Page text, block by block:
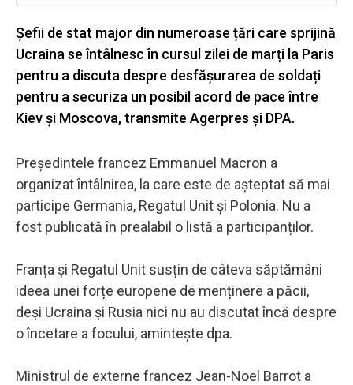
Șefii de stat major din numeroase țări care sprijină
Ucraina se întâlnesc în cursul zilei de marți la Paris
pentru a discuta despre desfășurarea de soldați
pentru a securiza un posibil acord de pace între
Kiev și Moscova, transmite Agerpres și DPA.
Președintele francez Emmanuel Macron a
organizat întâlnirea, la care este de așteptat să mai
participe Germania, Regatul Unit și Polonia. Nu a
fost publicată în prealabil o listă a participanților.
Franța și Regatul Unit susțin de câteva săptămâni
ideea unei forțe europene de menținere a păcii,
deși Ucraina și Rusia nici nu au discutat încă despre
o încetare a focului, amintește dpa.
Ministrul de externe francez Jean-Noel Barrot a